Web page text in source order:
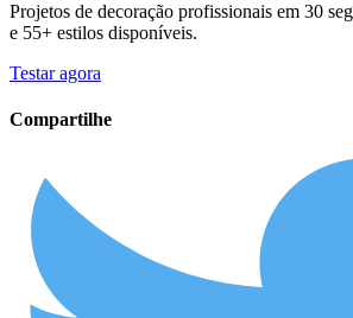
Projetos de decoração profissionais em 30
e 55+ estilos disponíveis.
Testar agora
Compartilhe